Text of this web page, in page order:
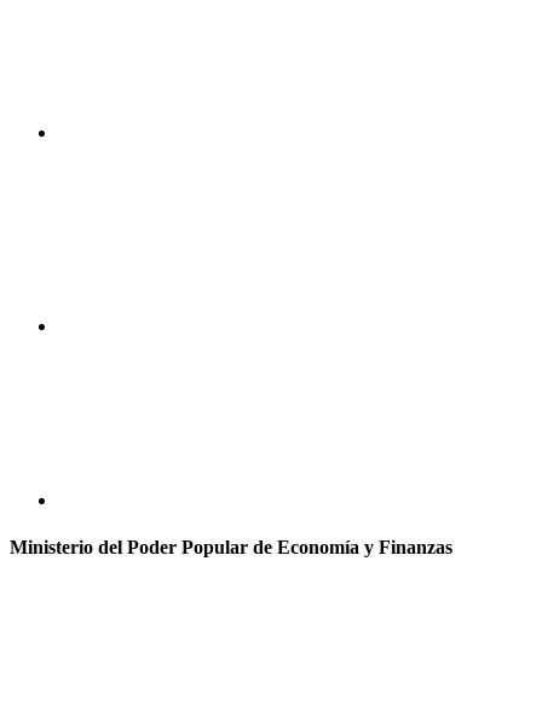
Ministerio del Poder Popular de Economía y Finanzas